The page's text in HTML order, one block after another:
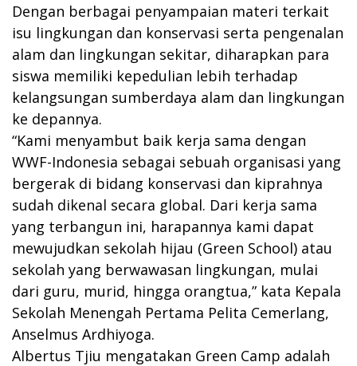
Dengan berbagai penyampaian materi terkait
isu lingkungan dan konservasi serta pengenalan
alam dan lingkungan sekitar, diharapkan para
siswa memiliki kepedulian lebih terhadap
kelangsungan sumberdaya alam dan lingkungan
ke depannya.
“Kami menyambut baik kerja sama dengan
WWF-Indonesia sebagai sebuah organisasi yang
bergerak di bidang konservasi dan kiprahnya
sudah dikenal secara global. Dari kerja sama
yang terbangun ini, harapannya kami dapat
mewujudkan sekolah hijau (Green School) atau
sekolah yang berwawasan lingkungan, mulai
dari guru, murid, hingga orangtua,” kata Kepala
Sekolah Menengah Pertama Pelita Cemerlang,
Anselmus Ardhiyoga.
Albertus Tjiu mengatakan Green Camp adalah